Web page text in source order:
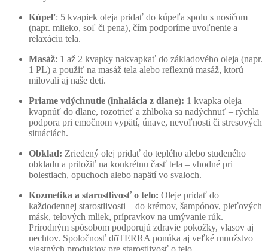
Kúpeľ: 5 kvapiek oleja pridať do kúpeľa spolu s nosičom
(napr. mlieko, soľ či pena), čím podporíme uvoľnenie a
relaxáciu tela.
Masáž: 1 až 2 kvapky nakvapkať do základového oleja (napr.
1 PL) a použiť na masáž tela alebo reflexnú masáž, ktorú
milovali aj naše deti.
Priame vdýchnutie (inhalácia z dlane): 1 kvapka oleja
kvapnúť do dlane, rozotrieť a zhlboka sa nadýchnuť – rýchla
podpora pri emočnom vypätí, únave, nevoľnosti či stresových
situáciách.
Obklad: Zriedený olej pridať do teplého alebo studeného
obkladu a priložiť na konkrétnu časť tela – vhodné pri
bolestiach, opuchoch alebo napätí vo svaloch.
Kozmetika a starostlivosť o telo: Oleje pridať do
každodennej starostlivosti – do krémov, šampónov, pleťových
másk, telových mliek, prípravkov na umývanie rúk.
Prírodným spôsobom podporujú zdravie pokožky, vlasov aj
nechtov. Spoločnosť dōTERRA ponúka aj veľké množstvo
vlastných produktov pre starostlivosť o telo.